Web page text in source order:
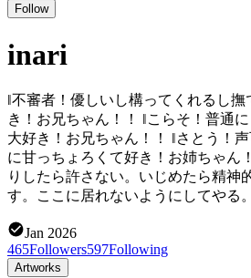
Follow
inari
‖不審者！優しいし構ってくれるし
き！お兄ちゃん！！ ‖こらそ！普通
大好き！お兄ちゃん！！ ‖さとう！
に甘っちょろくて好き！お姉ちゃん
りしたら許さない。いじめたら精神
す。ここに居れないようにしてやる。
Jan 2026
465Followers597Following
Artworks